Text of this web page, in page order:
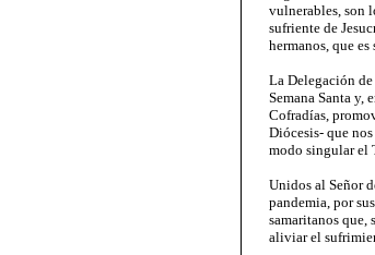
vulnerables, son
sufriente de
hermanos, que es
La Delegación
Semana Santa y,
Cofradías,
Diócesis- que
modo singular el
Unidos al Señor
pandemia, por
samaritanos
aliviar el